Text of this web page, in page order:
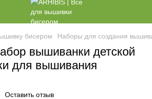
бисером Наборы для создания
вышиванки детской
для вышивания
Оставить отзыв